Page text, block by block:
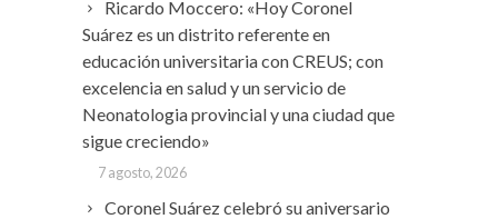
Ricardo Moccero: «Hoy Coronel
Suárez es un distrito referente en
educación universitaria con CREUS; con
excelencia en salud y un servicio de
Neonatologia provincial y una ciudad que
sigue creciendo»
7 agosto, 2026
Coronel Suárez celebró su aniversario